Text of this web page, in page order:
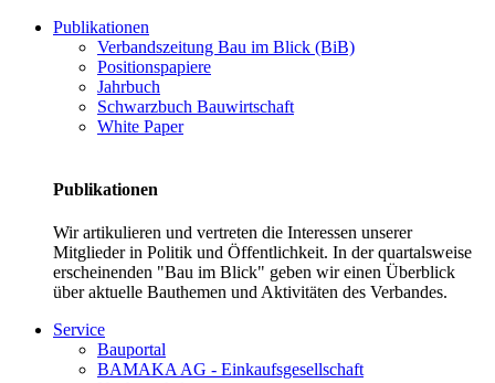
Publikationen
Verbandszeitung Bau im Blick (BiB)
Positionspapiere
Jahrbuch
Schwarzbuch Bauwirtschaft
White Paper
Publikationen
Wir artikulieren und vertreten die Interessen unserer
Mitglieder in Politik und Öffentlichkeit. In der quartalsweise
erscheinenden "Bau im Blick" geben wir einen Überblick
über aktuelle Bauthemen und Aktivitäten des Verbandes.
Service
Bauportal
BAMAKA AG - Einkaufsgesellschaft